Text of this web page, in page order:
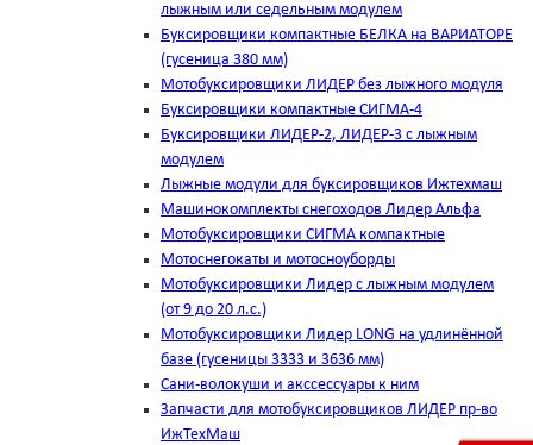
лыжным или седельным модулем
Буксировщики компактные БЕЛКА на ВАРИАТОРЕ
(гусеница 380 мм)
Мотобуксировщики ЛИДЕР без лыжного модуля
Буксировщики компактные СИГМА-4
Буксировщики ЛИДЕР-2, ЛИДЕР-3 c лыжным
модулем
Лыжные модули для буксировщиков Ижтехмаш
Машинокомплекты снегоходов Лидер Альфа
Мотобуксировщики СИГМА компактные
Мотоснегокаты и мотосноуборды
Мотобуксировщики Лидер с лыжным модулем
(от 9 до 20 л.с.)
Мотобуксировщики Лидер LONG на удлинённой
базе (гусеницы 3333 и 3636 мм)
Сани-волокуши и акссессуары к ним
Запчасти для мотобуксировщиков ЛИДЕР пр-во
ИжТехМаш